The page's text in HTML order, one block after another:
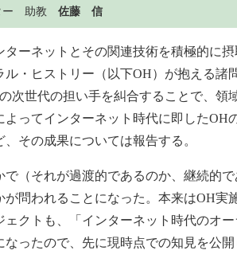
ー 助教 佐藤 信
ーネットとその関連技術を積極的に
・ヒストリー（以下OH）が抱える諸
次世代の担い手を糾合することで、領
よってインターネット時代に即したOH
その成果については報告する。
（それが過渡的であるのか、継続的
が問われることになった。本来はOH実
ェクトも、「インターネット時代のオ
ったので、先に現時点での知見を公開